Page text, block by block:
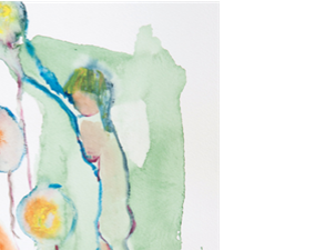
פאדיה נאסר-אבו אלהיג'א